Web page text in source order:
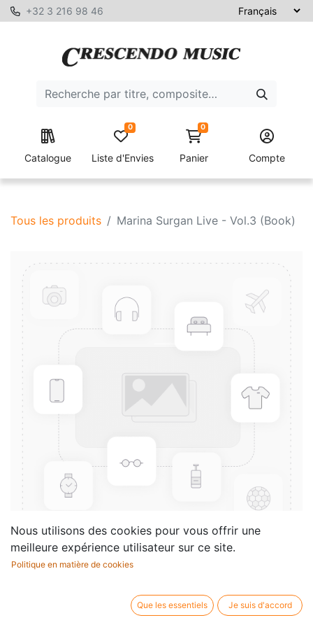
+32 3 216 98 46
Catalogue Liste d'Envies
0 0
Panier Compte
Tous les produits Marina Surgan Live - Vol.3 (Book)
Marina Surgan Live - Vol.3
Nous utilisons des cookies pour vous offrir une
meilleure expérience utilisateur sur ce site.
Politique en matière de cookies
Que les essentiels Je suis d'accord